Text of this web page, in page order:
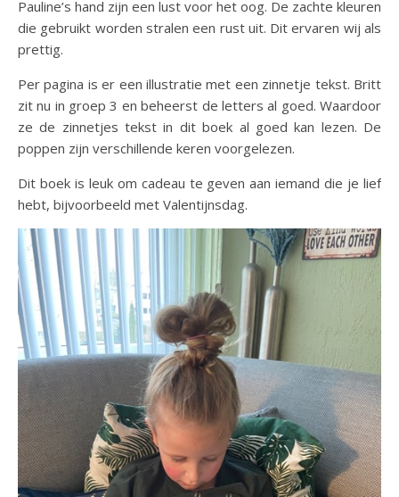
Pauline’s hand zijn een lust voor het oog. De zachte kleuren
die gebruikt worden stralen een rust uit. Dit ervaren wij als
prettig.
Per pagina is er een illustratie met een zinnetje tekst. Britt
zit nu in groep 3 en beheerst de letters al goed. Waardoor
ze de zinnetjes tekst in dit boek al goed kan lezen. De
poppen zijn verschillende keren voorgelezen.
Dit boek is leuk om cadeau te geven aan iemand die je lief
hebt, bijvoorbeeld met Valentijnsdag.